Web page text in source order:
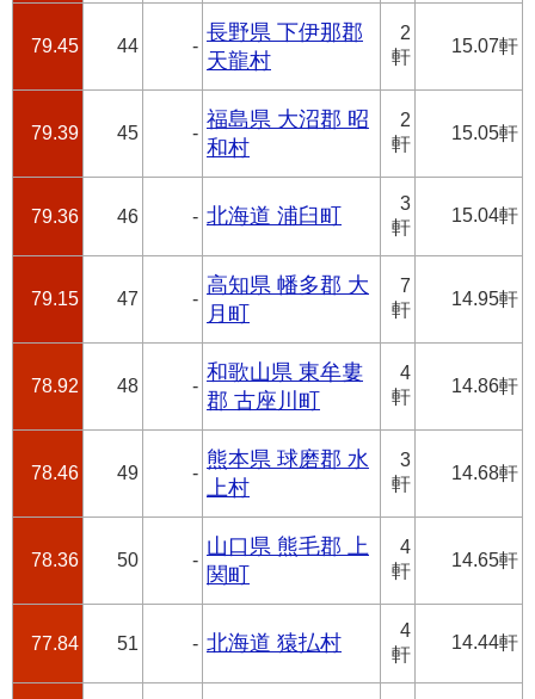
79.45 44 -
長野県 下伊那郡
天龍村
2
軒
15.07軒
79.39 45 -
福島県 大沼郡 昭
和村
2
軒
15.05軒
79.36 46 - 北海道 浦臼町
3
軒
15.04軒
79.15 47 -
高知県 幡多郡 大
月町
7
軒
14.95軒
78.92 48 -
和歌山県 東牟婁
郡 古座川町
4
軒
14.86軒
78.46 49 -
熊本県 球磨郡 水
上村
3
軒
14.68軒
78.36 50 -
山口県 熊毛郡 上
関町
4
軒
14.65軒
77.84 51 - 北海道 猿払村
4
軒
14.44軒